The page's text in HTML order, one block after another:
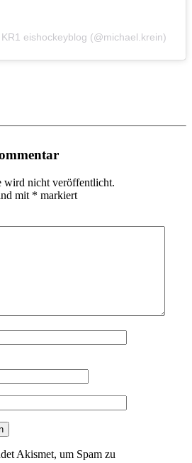
eishockeyblog (@michael.krein)
wird nicht veröffentlicht.
mit * markiert
Akismet, um Spam zu